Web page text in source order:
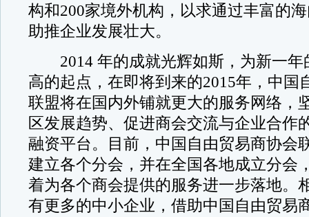
构和200家境外机构，以求通过丰富的
助推企业发展壮大。
2014 年的成就光辉如斯，为新一年
高的起点，在即将到来的2015年，中国
联盟将在国内外铺就更大的服务网络，
区发展趋势、促进商会交流与企业合作
融资平台。目前，中国自由贸易商协会
建立各个分会，并在全国各地成立分会
着为各个商会提供的服务进一步落地。
有更多的中小企业，借助中国自由贸易